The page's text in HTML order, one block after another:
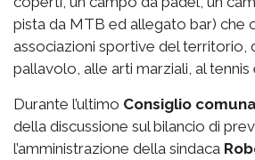
pista da MTB ed allegato bar) che
associazioni sportive del territorio,
pallavolo, alle arti marziali, al
Durante l’ultimo Consiglio
della discussione sul bilancio di
l’amministrazione della sindaca